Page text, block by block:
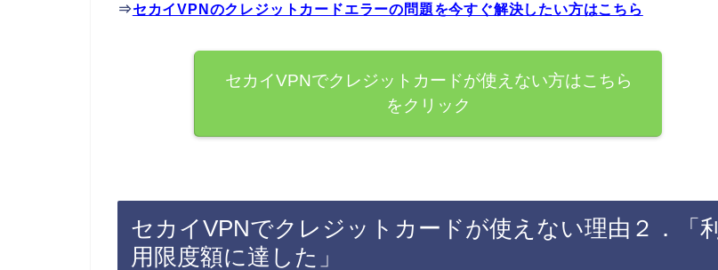
⇒セカイVPNのクレジットカードエラーの問題を今すぐ解決したい方はこちら
セカイVPNでクレジットカードが使えない方はこちら
をクリック
セカイVPNでクレジットカードが使えない理由２．「利
用限度額に達した」